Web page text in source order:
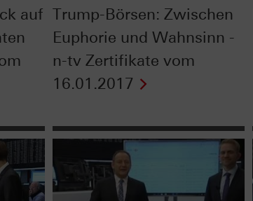
auf Trump-Börsen: Zwischen
Euphorie und Wahnsinn -
n-tv Zertifikate vom
16.01.2017